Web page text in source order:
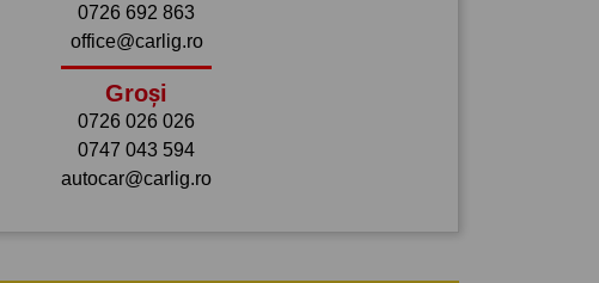
0726 692 863
office@carlig.ro
Groși
0726 026 026
0747 043 594
autocar@carlig.ro